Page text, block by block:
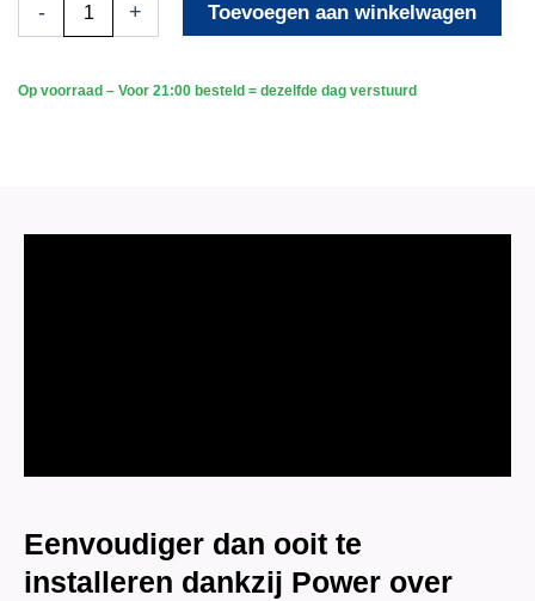
-
Set
-
Plus
+ Toevoegen aan winkelwagen
Op voorraad – Voor 21:00 besteld = dezelfde dag verstuurd
Eenvoudiger dan ooit te
installeren dankzij Power over